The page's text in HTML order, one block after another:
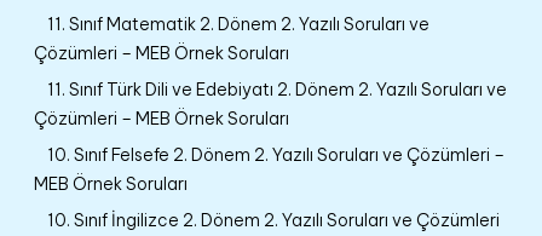
11. Sınıf Matematik 2. Dönem 2. Yazılı Soruları ve
Çözümleri – MEB Örnek Soruları
11. Sınıf Türk Dili ve Edebiyatı 2. Dönem 2. Yazılı Soruları ve
Çözümleri – MEB Örnek Soruları
10. Sınıf Felsefe 2. Dönem 2. Yazılı Soruları ve Çözümleri –
MEB Örnek Soruları
10. Sınıf İngilizce 2. Dönem 2. Yazılı Soruları ve Çözümleri